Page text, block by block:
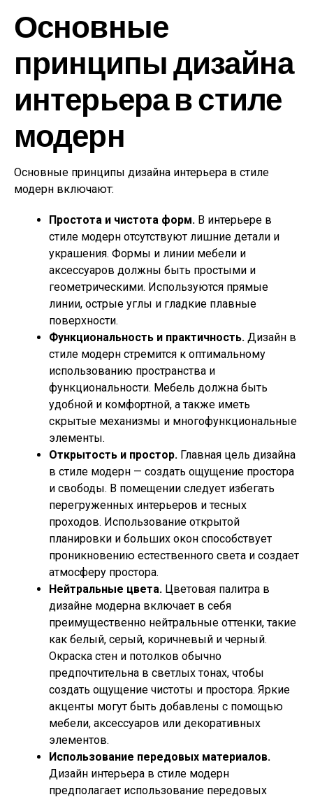
Основные
принципы дизайна
интерьера в стиле
модерн
Основные принципы дизайна интерьера в стиле
модерн включают:
Простота и чистота форм. В интерьере в
стиле модерн отсутствуют лишние детали и
украшения. Формы и линии мебели и
аксессуаров должны быть простыми и
геометрическими. Используются прямые
линии, острые углы и гладкие плавные
поверхности.
Функциональность и практичность. Дизайн в
стиле модерн стремится к оптимальному
использованию пространства и
функциональности. Мебель должна быть
удобной и комфортной, а также иметь
скрытые механизмы и многофункциональные
элементы.
Открытость и простор. Главная цель дизайна
в стиле модерн — создать ощущение простора
и свободы. В помещении следует избегать
перегруженных интерьеров и тесных
проходов. Использование открытой
планировки и больших окон способствует
проникновению естественного света и создает
атмосферу простора.
Нейтральные цвета. Цветовая палитра в
дизайне модерна включает в себя
преимущественно нейтральные оттенки, такие
как белый, серый, коричневый и черный.
Окраска стен и потолков обычно
предпочтительна в светлых тонах, чтобы
создать ощущение чистоты и простора. Яркие
акценты могут быть добавлены с помощью
мебели, аксессуаров или декоративных
элементов.
Использование передовых материалов.
Дизайн интерьера в стиле модерн
предполагает использование передовых